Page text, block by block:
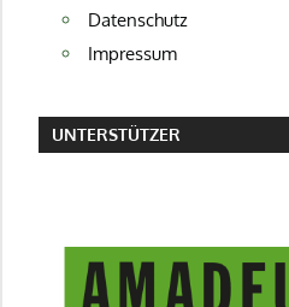
Datenschutz
Impressum
UNTERSTÜTZER